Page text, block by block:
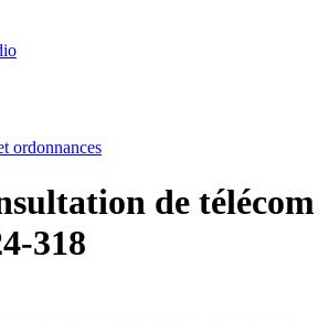
ordonnances
de télécom
318